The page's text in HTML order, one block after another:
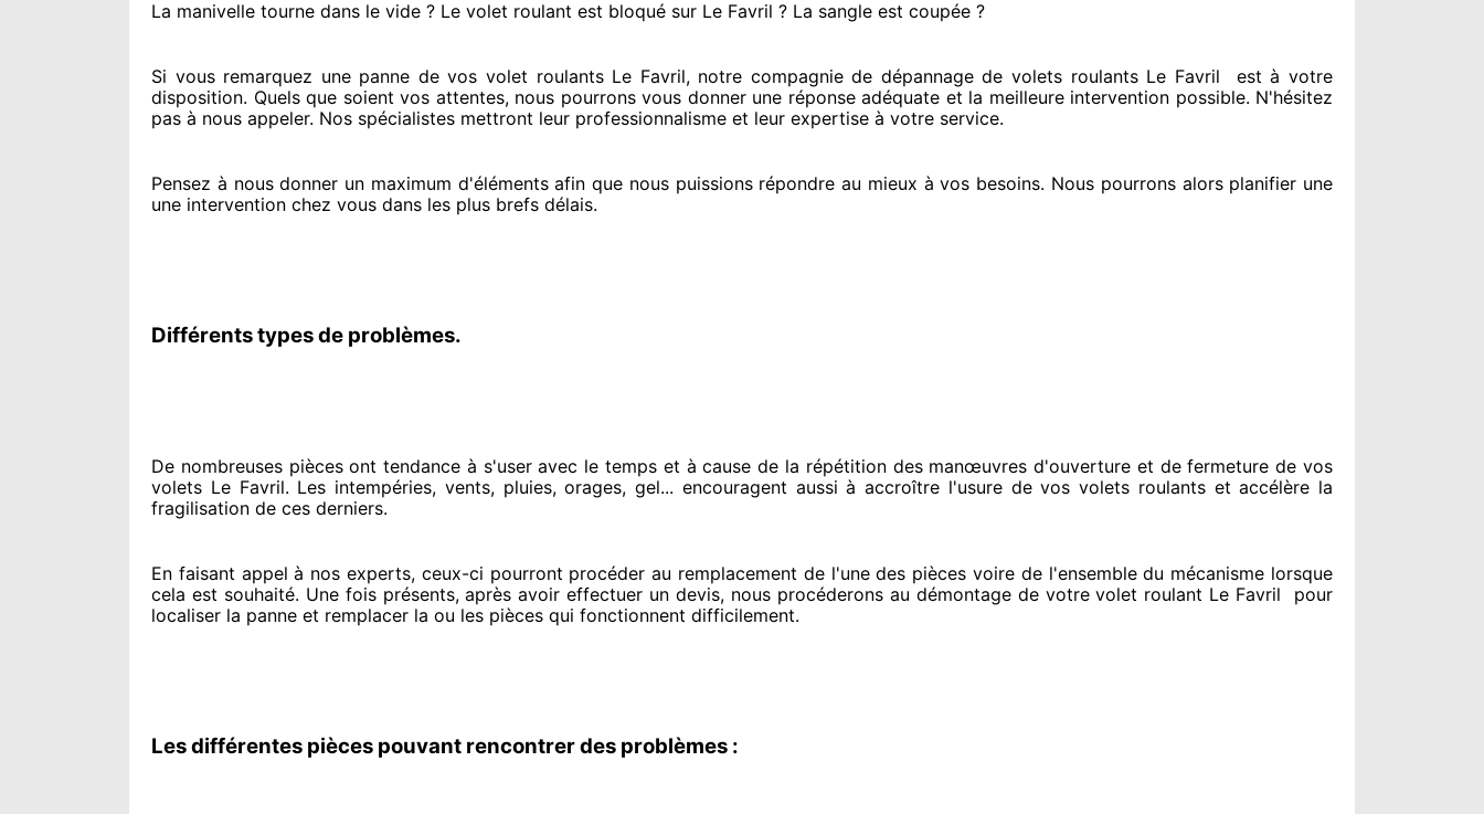
La manivelle tourne dans le vide ? Le volet roulant est bloqué sur Le Favril ? La sangle est coupée ?
Si vous remarquez une panne de vos volet roulants Le Favril, notre compagniede dépannage de volets roulants Le Favril est à votre
disposition. Quels que soient vos attentes, nous pourrons vous donnerune réponse adéquate et la meilleure intervention possible. N'hésitez
pas à nous appeler. Nos spécialistes mettront leur professionnalisme et leur expertise à votre service.
Pensez à nous donner un maximum d'élémentsafin que nous puissions répondre au mieux à vos besoins. Nous pourrons alors planifier une
une intervention chez vous dans les plus brefs délais.
Différents types de problèmes.
De nombreuses pièces ont tendance à s'user avec le temps et à cause de la répétition des manœuvres d'ouverture et de fermeture de vos
volets Le Favril. Les intempéries, vents, pluies, orages, gel... encouragent aussi à accroître l'usure de vos volets roulants et accélère la
fragilisation de ces derniers.
En faisant appel à nos experts, ceux-ci pourront procéder au remplacement de l'une des pièces voire de l'ensembledu mécanisme lorsque
cela est souhaité. Une fois présents, après avoir effectuer un devis, nous procéderons au démontage de votre volet roulant Le Favril
pour
localiser la panne et remplacer la ou les pièces qui fonctionnent difficilement.
Les différentes pièces pouvant rencontrer des problèmes :